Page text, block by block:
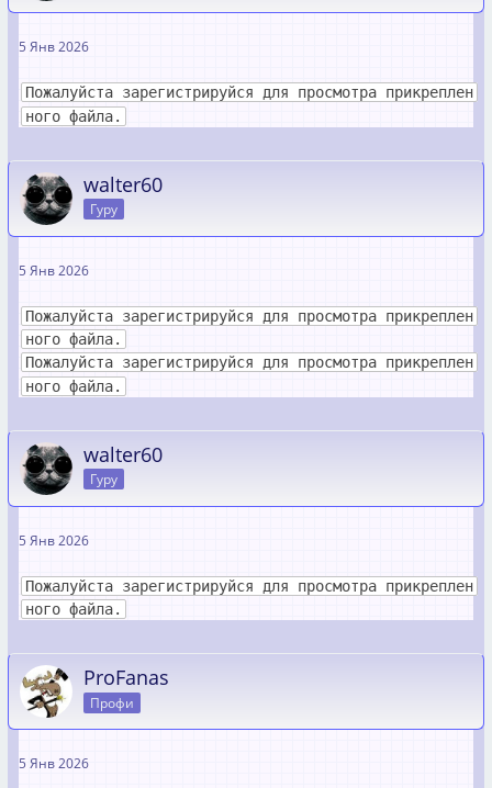
5 Янв 2026
Пожалуйста зарегистрируйся для просмотра прикреплен
ного файла.
walter60
Гуру
5 Янв 2026
Пожалуйста зарегистрируйся для просмотра прикреплен
ного файла.
Пожалуйста зарегистрируйся для просмотра прикреплен
ного файла.
walter60
Гуру
5 Янв 2026
Пожалуйста зарегистрируйся для просмотра прикреплен
ного файла.
ProFanas
Профи
5 Янв 2026